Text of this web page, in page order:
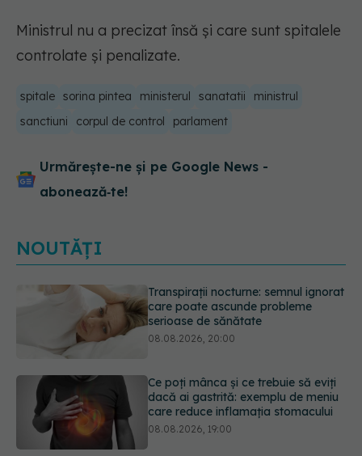
Ministrul nu a precizat însă și care sunt spitalele
controlate și penalizate.
spitale sorina pintea ministerul sanatatii
ministrul
sanctiuni
corpul de control parlament
Urmărește-ne și pe Google News -
abonează‑te!
NOUTĂȚI
Ce poți mânca și ce trebuie să eviți
dacă ai gastrită: exemplu de meniu
care reduce inflamația stomacului
Microplasticele pot traversa bariera
placentară și modifica hormonii
08.08.2026, 18:00